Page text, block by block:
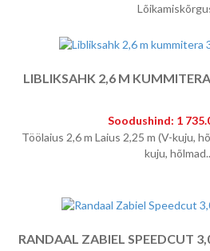
LIBLIKSAHK 2,6 M
Soodushind: 1
Töölaius 2,6 m Laius 2,25 m (V-kuju,
kuju,
RANDAAL ZABIEL SPEEDCUT